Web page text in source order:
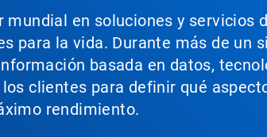
mundial en soluciones y servicios
para la vida. Durante más de un
basada en datos,
clientes para definir qué
rendimiento.